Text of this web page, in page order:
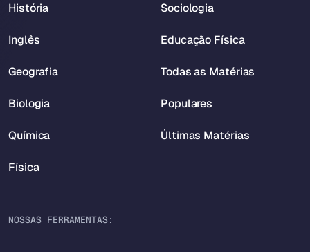
História
Inglês
Geografia
Biologia
Química
Física
Sociologia
Educação Física
Todas as Matérias
Populares
Últimas Matérias
NOSSAS FERRAMENTAS: